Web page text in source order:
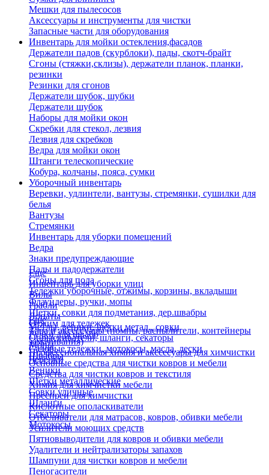
Мешки для пылесосов
Аксессуары и инструменты для чистки
Запасные части для оборудования
Инвентарь для мойки остекления,фасадов
Держатели падов (скурблоки), пады, скотч-брайт
Сгоны (стяжки,склизы), держатели планок, планки,
резинки
Резинки для сгонов
Держатели шубок, шубки
Держатели шубок
Наборы для мойки окон
Скребки для стекол, лезвия
Лезвия для скребков
Ведра для мойки окон
Штанги телескопические
Кобура, колчаны, пояса, сумки
Уборочный инвентарь
Веревки, удлинтели, вантузы, стремянки, сушилки для
белья
Вантузы
Стремянки
Инвентарь для уборки помещений
Ведра
Знаки предупреждающие
Пады и падодержатели
Сгоны для пола
Тележки уборочные, отжимы, корзины, вкладыши
Флаундеры, ручки, мопы
Щетки, совки для подметания, дер.швабры
Отжим для тележек
Ручки для швабр
Мопы
Швабры
Еще
Инвентарь для уборки улиц
Вилы
Грабли
Лопаты
Метлы, веники, щетки метал., совки
Опрыскиватели, шланги, секаторы
Садовые тележки, мотокосы, масла, лески
Черенки
Веники
Щетки металлические
Совки уличные
Шланги
Секаторы
Мотокосы
Еще
Тара и аксессуары (помпы, распылители, контейнеры
замачивания)
Профессиональная химия и акссесуары для химчистки
Основные средства для чистки ковров и мебели
Средства для чистки ковров и текстиля
Химия для химчистки мебели
Преспреи для химчистки
Кислотные ополаскиватели
Отбеливатели для матрасов, ковров, обивки мебели
Усилители моющих средств
Пятновыводители для ковров и обивки мебели
Удалители и нейтрализаторы запахов
Шампуни для чистки ковров и мебели
Пеногасители